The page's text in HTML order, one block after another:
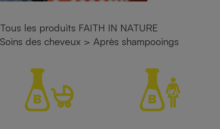
Tous les produits FAITH IN NATURE
Soins des cheveux > Après shampooings
Complément
alimentaire
Assurance emprunteur
Matelas
Mutuelle